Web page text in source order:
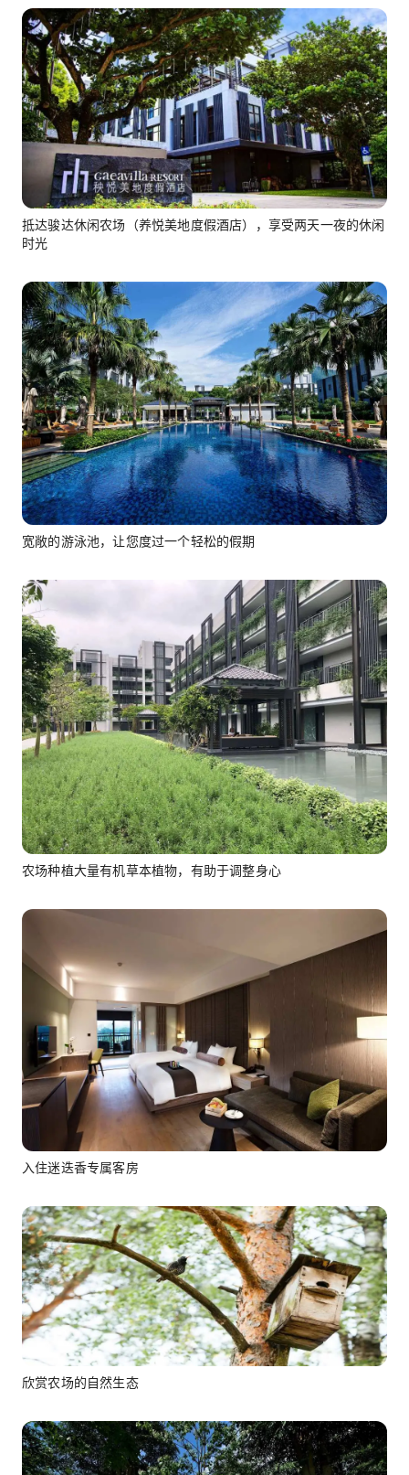
抵达骏达休闲农场（养悦美地度假酒店），享受两天一夜的休闲
时光
宽敞的游泳池，让您度过一个轻松的假期
农场种植大量有机草本植物，有助于调整身心
入住迷迭香专属客房
欣赏农场的自然生态